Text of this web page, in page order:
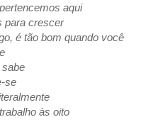
aqui
para crescer
é tão bom quando você
se
às oito